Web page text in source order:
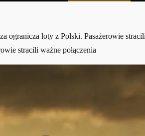
ogranicza loty z Polski. Pasażerowie
stracili ważne połączenia